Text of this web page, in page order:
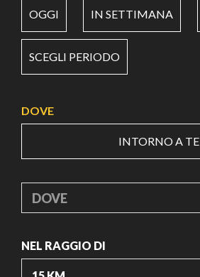
OGGI IN SETTIMANA
SCEGLI PERIODO
DOVE
INTORNO A TE
DOVE
NEL RAGGIO DI